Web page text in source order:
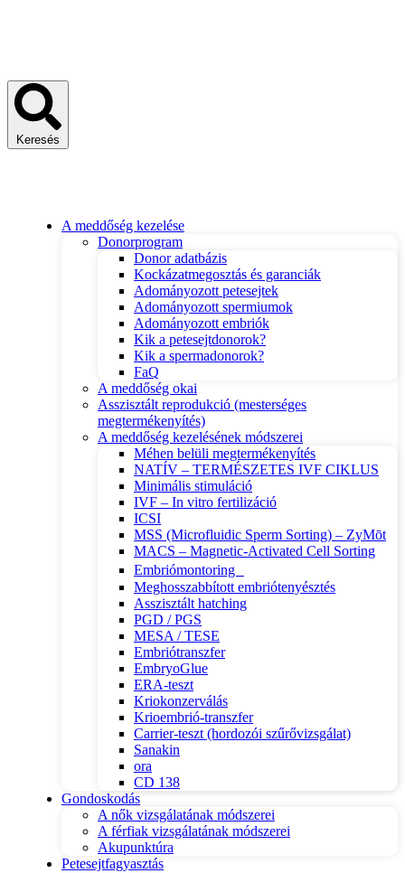
Keresés
A meddőség kezelése
Donorprogram
Donor adatbázis
Kockázatmegosztás és garanciák
Adományozott petesejtek
Adományozott spermiumok
Adományozott embriók
Kik a petesejtdonorok?
Kik a spermadonorok?
FaQ
A meddőség okai
Asszisztált reprodukció (mesterséges
megtermékenyítés)
A meddőség kezelésének módszerei
Méhen belüli megtermékenyítés
NATÍV – TERMÉSZETES IVF CIKLUS
Minimális stimuláció
IVF – In vitro fertilizáció
ICSI
MSS (Microfluidic Sperm Sorting) – ZyMōt
MACS – Magnetic-Activated Cell Sorting
Embriómontoring
Meghosszabbított embriótenyésztés
Asszisztált hatching
PGD / PGS
MESA / TESE
Embriótranszfer
EmbryoGlue
ERA-teszt
Kriokonzerválás
Krioembrió-transzfer
Carrier-teszt (hordozói szűrővizsgálat)
Sanakin
ora
CD 138
Gondoskodás
A nők vizsgálatának módszerei
A férfiak vizsgálatának módszerei
Akupunktúra
Petesejtfagyasztás